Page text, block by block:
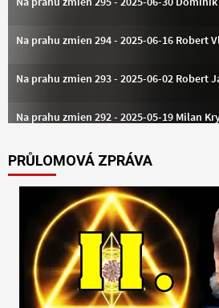
PRŮLOMOVÁ ZPRÁVA